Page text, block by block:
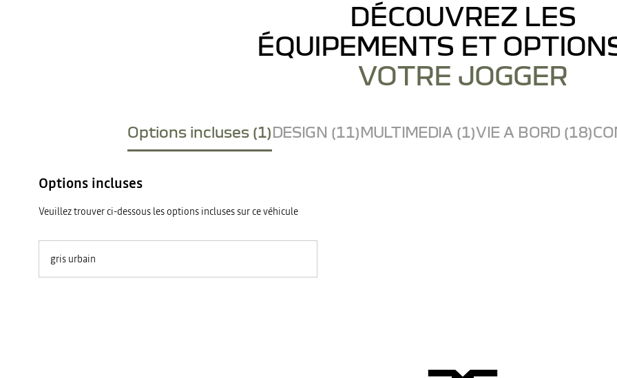
DÉCOUVREZ LES
ÉQUIPEMENTS ET
VOTRE JOGGER
Options incluses (1)DESIGN (11)MULTIMEDIA (1)VIE A BORD (18)
Options incluses
Veuillez trouver ci-dessous les options incluses sur ce véhicule
gris urbain